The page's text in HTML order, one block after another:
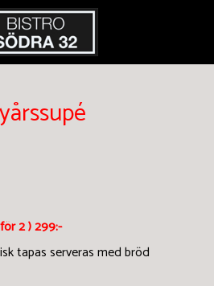
2 ) 299:-
tapas serveras med bröd